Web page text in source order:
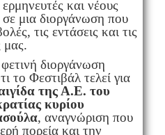
και νέους
μια διοργάνωση που
τις εντάσεις και τις
μας.
φετινή διοργάνωση
το Φεστιβάλ τελεί για
της Α.Ε. του
κυρίου
, αναγνώριση που
πορεία και την